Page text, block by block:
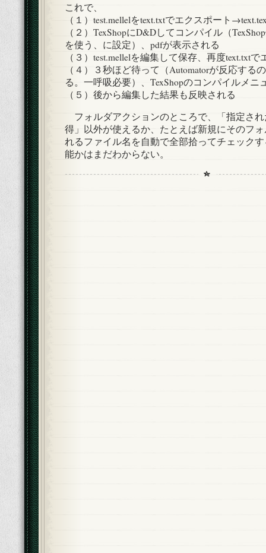
これで、
（１）test.mellelをtext.txtでエクスポート
（２）TexShopにD&Dしてコンパイル（
を使う、に設定）、pdfが表示される
（３）test.mellelを編集して保存、再度text.txt
（４）３秒ほど待って（Automatorが反応する
る。一呼吸必要）、TexShopのコンパイルメニ
（５）後から編集した結果も反映される
フォルダアクションのところで、「指定され
得」以外が使えるか、たとえば新規にそのフ
れるファイル名を自動で全部拾ってチェック
能かはまだわからない。